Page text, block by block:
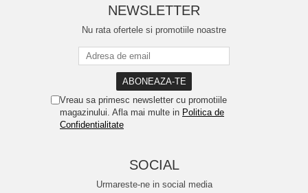
NEWSLETTER
Nu rata ofertele si promotiile noastre
Vreau sa primesc newsletter cu promotiile
magazinului. Afla mai multe in Politica de
Confidentialitate
SOCIAL
Urmareste-ne in social media